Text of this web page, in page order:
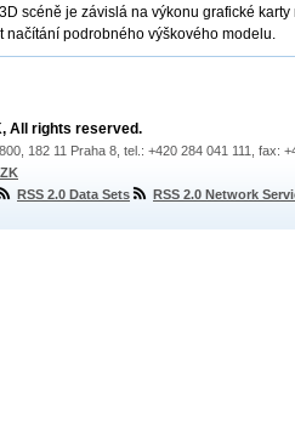
scéně je závislá na výkonu grafické
načítání podrobného výškového modelu.
All rights reserved.
182 11 Praha 8, tel.: +420 284 041 111, fax:
RSS 2.0 Data Sets RSS 2.0 Network